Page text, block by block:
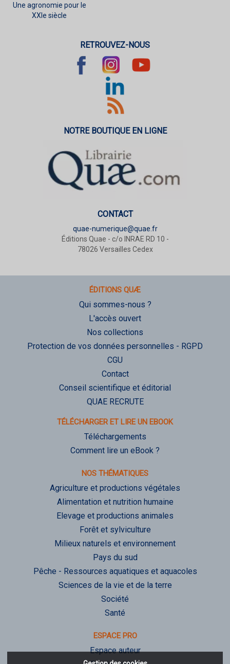
Une agronomie pour le
XXIe siècle
RETROUVEZ-NOUS
NOTRE BOUTIQUE EN LIGNE
CONTACT
quae-numerique@quae.fr
Éditions Quae - c/o INRAE RD 10 -
78026 Versailles Cedex
ÉDITIONS QUÆ
Qui sommes-nous ?
L'accès ouvert
Nos collections
Protection de vos données personnelles - RGPD
CGU
Contact
Conseil scientifique et éditorial
QUAE RECRUTE
TÉLÉCHARGER ET LIRE UN EBOOK
Téléchargements
Comment lire un eBook ?
NOS THÉMATIQUES
Agriculture et productions végétales
Alimentation et nutrition humaine
Elevage et productions animales
Forêt et sylviculture
Milieux naturels et environnement
Pays du sud
Pêche - Ressources aquatiques et aquacoles
Sciences de la vie et de la terre
Société
Santé
ESPACE PRO
Espace auteur